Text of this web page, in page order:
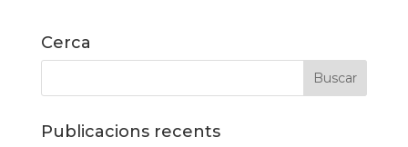
Cerca
Publicacions recents